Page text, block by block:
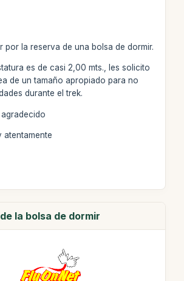
por la reserva de una bolsa de dormir.
es de casi 2,00 mts., les solicito
de un tamaño apropiado para no
durante el trek.
atentamente
la bolsa de dormir